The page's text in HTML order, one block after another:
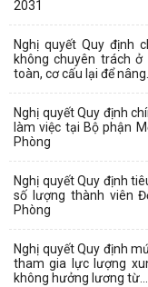
2031
Nghị quyết Quy định
không chuyên trách
toàn, cơ cấu lại để
Nghị quyết Quy định
làm việc tại Bộ phận
Phòng
Nghị quyết Quy định
số lượng thành viên
Phòng
Nghị quyết Quy định
tham gia lực lượng
không hưởng lương từ...